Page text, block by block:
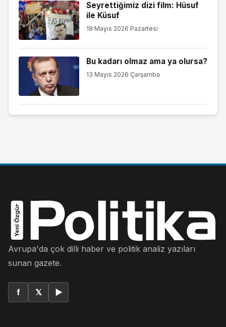
Seyrettiğimiz dizi film: Hüsuf
ile Küsuf
18 Mayıs 2026 Pazartesi
Bu kadarı olmaz ama ya olursa?
13 Mayıs 2026 Çarşamba
Avrupa'da çok dilli haber ve politik analiz yazıları
sunan gazete.
f 𝕏 ▶